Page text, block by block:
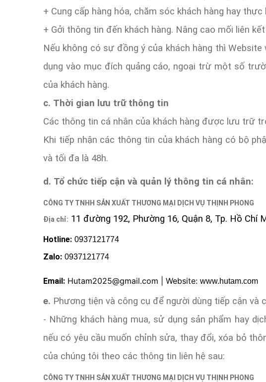
+ Cung cấp hàng hóa, chăm sóc khách hàng hay
+ Gởi thông tin đến khách hàng. Nâng cao mối liên
Nếu không có sự đồng ý của khách hàng thì
dụng vào mục đích quảng cáo, ngoại trừ một số
của khách hàng.
c. Thời gian lưu trữ thông tin
Các thông tin cá nhân của khách hàng được lưu trữ
Khi tiếp nhận các thông tin của khách hàng có bộ
và tối đa là 48h.
d. Tổ chức tiếp cận và quản lý thông tin cá nhân:
CÔNG TY TNHH SẢN XUẤT THƯƠNG MẠI DỊCH VỤ THỊNH PHONG
Địa chỉ: 11 đường 192, Phường 16, Quận 8, Tp. Hồ Chí
Hotline: 0937121774
Zalo: 0937121774
Email: Hutam2025@gmail.com | Website: www.hutam.com
e. Phương tiện và công cụ để người dùng tiếp cận và
- Những khách hàng mua, sử dụng sản phẩm hay
nếu có yêu cầu muốn chỉnh sửa, thay đổi, xóa bỏ
của chúng tôi theo các thông tin liên hệ sau:
CÔNG TY TNHH SẢN XUẤT THƯƠNG MẠI DỊCH VỤ THỊNH PHONG